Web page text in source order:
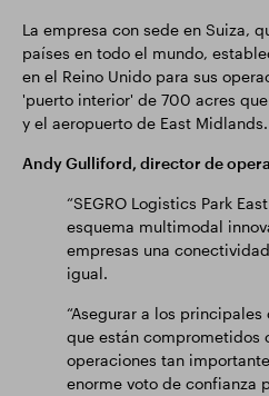
La empresa con sede en Suiza,
países en todo el mundo,
en el Reino Unido para sus
'puerto interior' de 700 acres
y el aeropuerto de East Midlands.
Andy Gulliford, director de
“SEGRO Logistics Park
esquema multimodal
empresas una
igual.
“Asegurar a los
que están comprometidos
operaciones tan
enorme voto de confianza